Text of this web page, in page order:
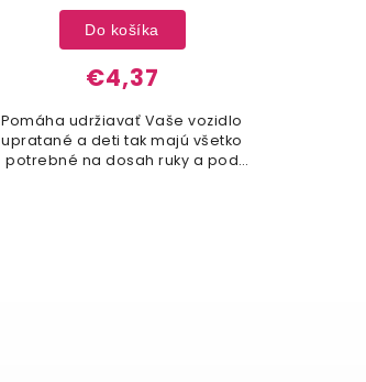
€4,37
Do košíka
Pomáha udržiavať Vaše vozidlo
upratané a deti tak majú všetko
potrebné na dosah ruky a pod